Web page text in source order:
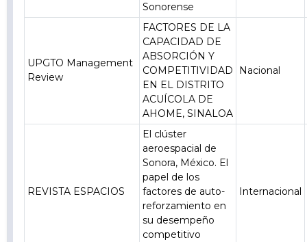
Sonorense
UPGTO Management
Review
FACTORES DE LA
CAPACIDAD DE
ABSORCIÓN Y
COMPETITIVIDAD
EN EL DISTRITO
ACUÍCOLA DE
AHOME, SINALOA
Nacional
REVISTA ESPACIOS
El clúster
aeroespacial de
Sonora, México. El
papel de los
factores de auto-
reforzamiento en
su desempeño
competitivo
Internacional